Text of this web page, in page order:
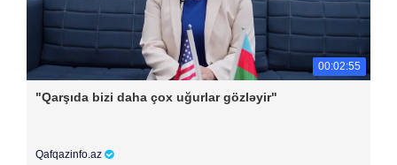
00:02:55
"Qarşıda bizi daha çox uğurlar gözləyir"
Qafqazinfo.az